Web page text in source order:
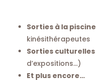
Sorties à la piscine
kinésithérapeutes
Sorties culturelles
d’expositions…)
Et plus encore…